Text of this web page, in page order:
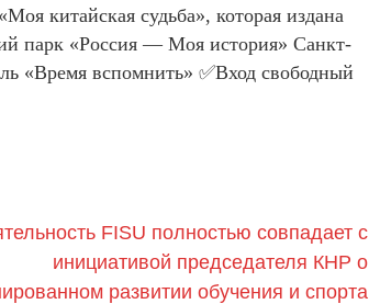
китайская судьба», которая издана
парк «Россия — Моя история» Санкт-
«Время вспомнить» ✅Вход свободный
FISU полностью совпадает с
инициативой председателя КНР о
развитии обучения и спорта